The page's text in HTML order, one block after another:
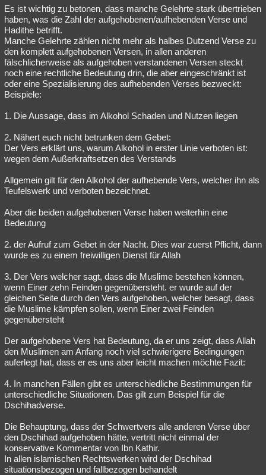
Es ist wichtig zu betonen, dass manche Gelehrte stark übertrieben
haben, was die Zahl der aufgehobenen/aufhebenden Verse und
Hadithe betrifft.
Manche Gelehrte zählen nicht mehr als halbes Dutzend Verse zu
den komplett aufgehobenen Versen, in allen anderen
fälschlicherweise als aufgehoben verstandenen Versen steckt
noch eine rechtliche Bedeutung drin, die aber eingeschränkt ist
oder eine Spezialisierung des aufhebenden Verses bezweckt:
Beispiele:
1. Die Aussage, dass im Alkohol Schaden und Nutzen liegen
2. Nähert euch nicht betrunken dem Gebet:
Der Vers erklärt uns, warum Alkohol in erster Linie verboten ist:
wegen dem Außerkraftsetzen des Verstands
Allgemein gilt für den Alkohol der aufhebende Vers, welcher ihn als
Teufelswerk und verboten bezeichnet.
Aber die beiden aufgehobenen Verse haben weiterhin eine
Bedeutung
2. der Aufruf zum Gebet in der Nacht. Dies war zuerst Pflicht, dann
wurde es zu einem freiwilligen Dienst für Allah
3. Der Vers welcher sagt, dass die Muslime bestehen können,
wenn Einer zehn Feinden gegenübersteht. er wurde auf der
gleichen Seite durch den Vers aufgehoben, welcher besagt, dass
die Muslime kämpfen sollen, wenn Einer zwei Feinden
gegenübersteht
Der aufgehobene Vers hat Bedeutung, da er uns zeigt, dass Allah
den Muslimen am Anfang noch viel schwierigere Bedingungen
auferlegt hat, dass er es uns aber leicht machen möchte Fazit:
4. In manchen Fällen gibt es unterschiedliche Bestimmungen für
unterschiedliche Situationen. Das gilt zum Beispiel für die
Dschihadverse.
Die Behauptung, dass der Schwertvers alle anderen Verse über
den Dschihad aufgehoben hätte, vertritt nicht einmal der
konservative Kommentar von Ibn Kathir.
In allen islamischen Rechtswerken wird der Dschihad
situationsbezogen und fallbezogen behandelt